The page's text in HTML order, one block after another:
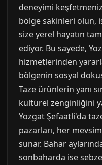
deneyimi
bölge sakinleri olun,
size yerel hayatın
ediyor. Bu sayede,
hizmetlerinden
bölgenin sosyal
Taze ürünlerin yanı
kültürel zenginliğini
Yozgat Şefaatli'da
pazarları, her
sunar. Bahar
sonbaharda ise